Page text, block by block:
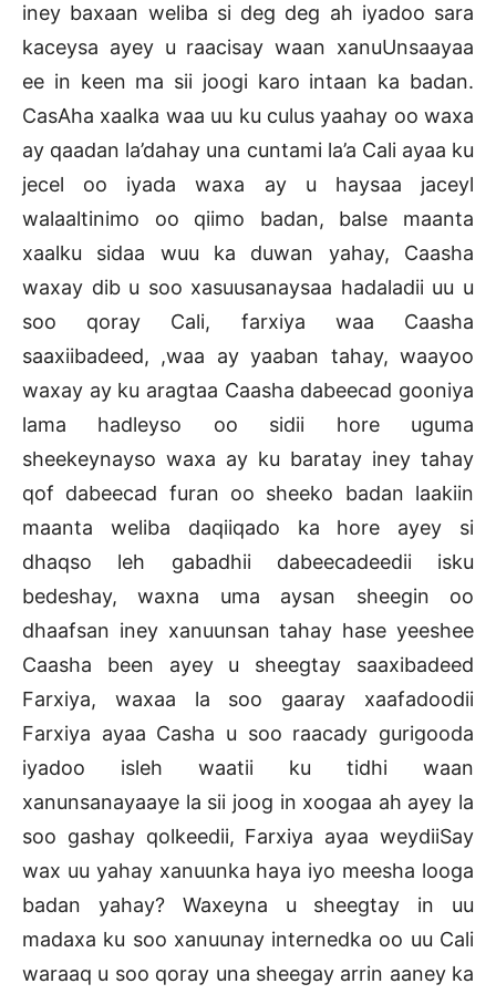
iney baxaan weliba si deg deg ah iyadoo sara
kaceysa ayey u raacisay waan xanuUnsaayaa
ee in keen ma sii joogi karo intaan ka badan.
CasAha xaalka waa uu ku culus yaahay oo waxa
ay qaadan la’dahay una cuntami la’a Cali ayaa ku
jecel oo iyada waxa ay u haysaa jaceyl
walaaltinimo oo qiimo badan, balse maanta
xaalku sidaa wuu ka duwan yahay, Caasha
waxay dib u soo xasuusanaysaa hadaladii uu u
soo qoray Cali, farxiya waa Caasha
saaxiibadeed, ,waa ay yaaban tahay, waayoo
waxay ay ku aragtaa Caasha dabeecad gooniya
lama hadleyso oo sidii hore uguma
sheekeynayso waxa ay ku baratay iney tahay
qof dabeecad furan oo sheeko badan laakiin
maanta weliba daqiiqado ka hore ayey si
dhaqso leh gabadhii dabeecadeedii isku
bedeshay, waxna uma aysan sheegin oo
dhaafsan iney xanuunsan tahay hase yeeshee
Caasha been ayey u sheegtay saaxibadeed
Farxiya, waxaa la soo gaaray xaafadoodii
Farxiya ayaa Casha u soo raacady gurigooda
iyadoo isleh waatii ku tidhi waan
xanunsanayaaye la sii joog in xoogaa ah ayey la
soo gashay qolkeedii, Farxiya ayaa weydiiSay
wax uu yahay xanuunka haya iyo meesha looga
badan yahay? Waxeyna u sheegtay in uu
madaxa ku soo xanuunay internedka oo uu Cali
waraaq u soo qoray una sheegay arrin aaney ka